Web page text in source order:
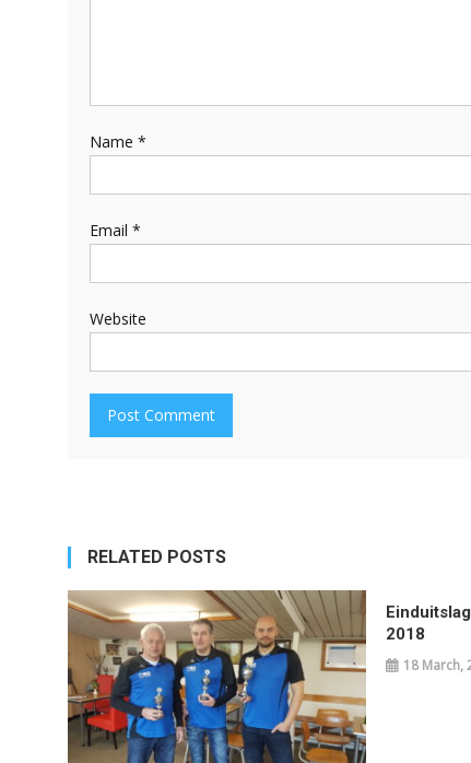
Name *
Email *
Website
RELATED POSTS
2018
18 March,